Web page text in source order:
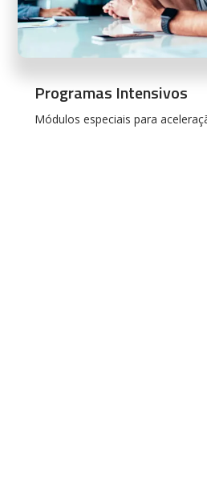
Programas Intensivos
Módulos especiais para